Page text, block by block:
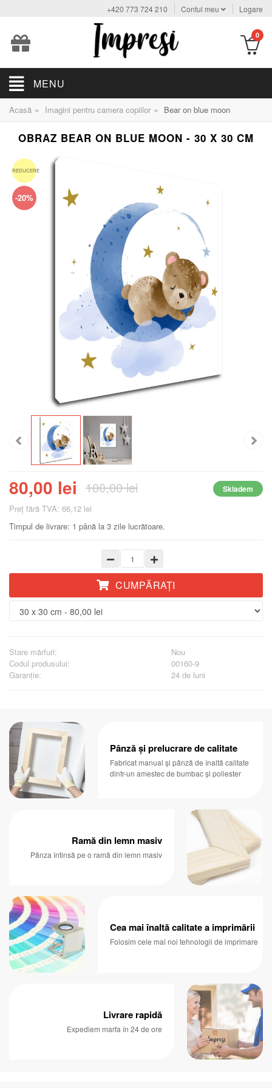
+420 773 724 210 Contul meu Logare
0
MENU
Acasă » Imagini pentru camera copiilor » Bear on blue moon
OBRAZ BEAR ON BLUE MOON - 30 X 30 CM
REDUCERE
-20%
80,00 lei 100,00 lei Skladem
Preţ fără TVA: 66,12 lei
Timpul de livrare: 1 până la 3 zile lucrătoare.
CUMPĂRAŢI
Stare mărfuri:
Nou
Codul produsului:
00160-9
Garanţie:
24 de luni
Pânză și prelucrare de calitate
Fabricat manual și pânză de înaltă calitate
dintr-un amestec de bumbac și poliester
Ramă din lemn masiv
Pânza întinsă pe o ramă din lemn masiv
Cea mai înaltă calitate a imprimării
Folosim cele mai noi tehnologii de imprimare
Livrare rapidă
Expediem marfa în 24 de ore